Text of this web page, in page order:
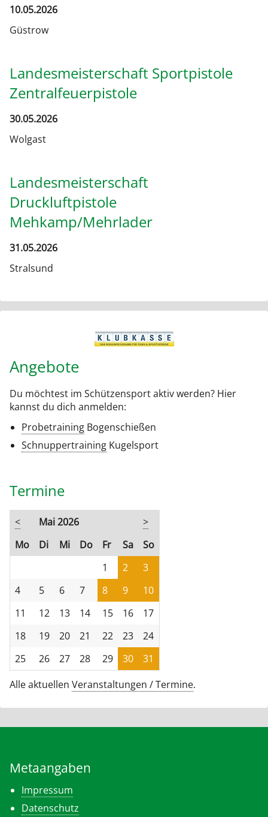
10.05.2026
Güstrow
Landesmeisterschaft Sportpistole
Zentralfeuerpistole
30.05.2026
Wolgast
Landesmeisterschaft
Druckluftpistole
Mehkamp/Mehrlader
31.05.2026
Stralsund
Angebote
Du möchtest im Schützensport aktiv werden? Hier
kannst du dich anmelden:
Probetraining Bogenschießen
Schnuppertraining Kugelsport
Termine
< Mai 2026
>
Montag
Dienstag
Mittwoch
Donnerstag
Freitag
Samstag
Sonntag
1
2
3
4
5 6 7 8 9
10
11
12 13 14 15 16
17
18
19 20 21 22 23
24
25
26 27 28 29 30
31
Alle aktuellen Veranstaltungen / Termine.
Metaangaben
Impressum
Datenschutz